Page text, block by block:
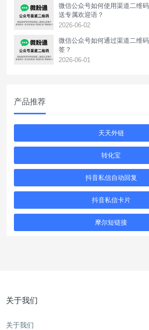
微信公众号如何使用渠道二维
送专属欢迎语？
2026-06-02
微信公众号如何通过渠道二维
签？
2026-06-01
产品推荐
天天外链
转化宝
抖音私信自动回复
抖音私信卡片
摩尔短链接
关于我们
关于我们